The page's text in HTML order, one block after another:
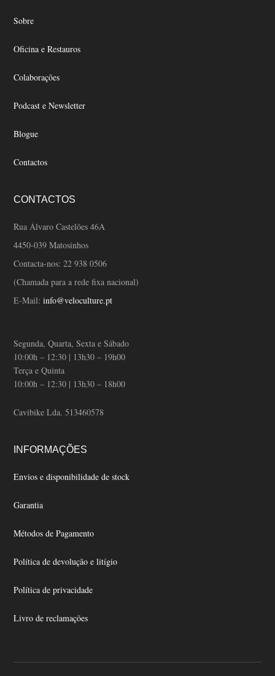
Sobre
Oficina e Restauros
Colaborações
Podcast e Newsletter
Blogue
Contactos
CONTACTOS
Rua Álvaro Castelões 46A
4450-039 Matosinhos
Contacta-nos:22 938 0506
(Chamada para a rede fixa nacional)
E-Mail:info@veloculture.pt
Segunda, Quarta, Sexta e Sábado
10:00h – 12:30 | 13h30 – 19h00
Terça e Quinta
10:00h – 12:30 | 13h30 – 18h00
Cavibike Lda. 513460578
INFORMAÇÕES
Envios e disponibilidade de stock
Garantia
Métodos de Pagamento
Política de devolução e litígio
Política de privacidade
Livro de reclamações